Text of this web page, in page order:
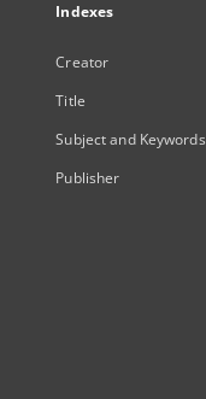
Indexes
Creator
Title
Subject and Keywords
Publisher